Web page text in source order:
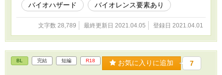
バイオハザード
バイオレンス要素あり
文字数 28,789 最終更新日 2021.04.05 登録日 2021.04.01
BL 完結 短編 R18 お気に入りに追加 7